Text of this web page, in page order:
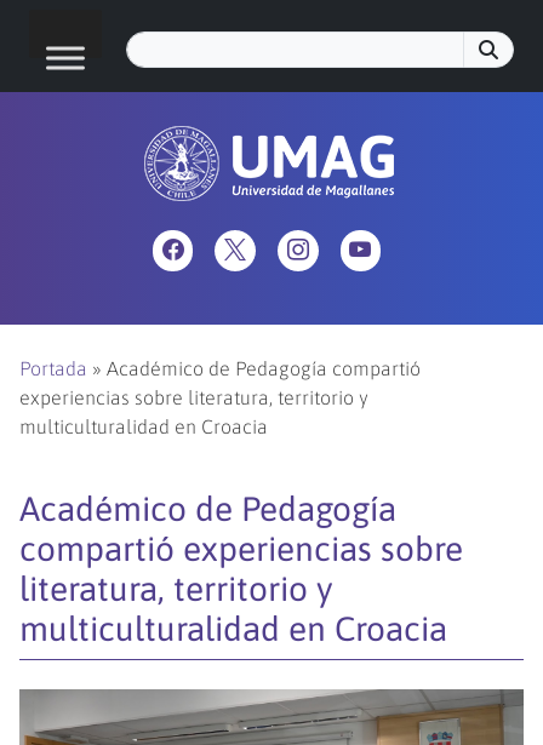
Portada » Académico de Pedagogía compartió
experiencias sobre literatura, territorio y
multiculturalidad en Croacia
Académico de Pedagogía
compartió experiencias sobre
literatura, territorio y
multiculturalidad en Croacia